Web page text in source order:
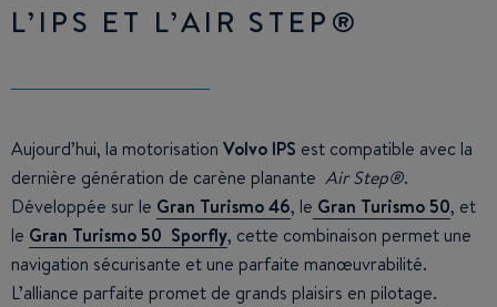
L’IPS ET L’AIR STEP®
Aujourd’hui, la motorisation Volvo IPS est compatible avec la
dernière génération de carène planante Air Step®.
Développée sur le Gran Turismo 46, le Gran Turismo 50, et
le Gran Turismo 50 Sporfly, cette combinaison permet une
navigation sécurisante et une parfaite manœuvrabilité.
L’alliance parfaite promet de grands plaisirs en pilotage.